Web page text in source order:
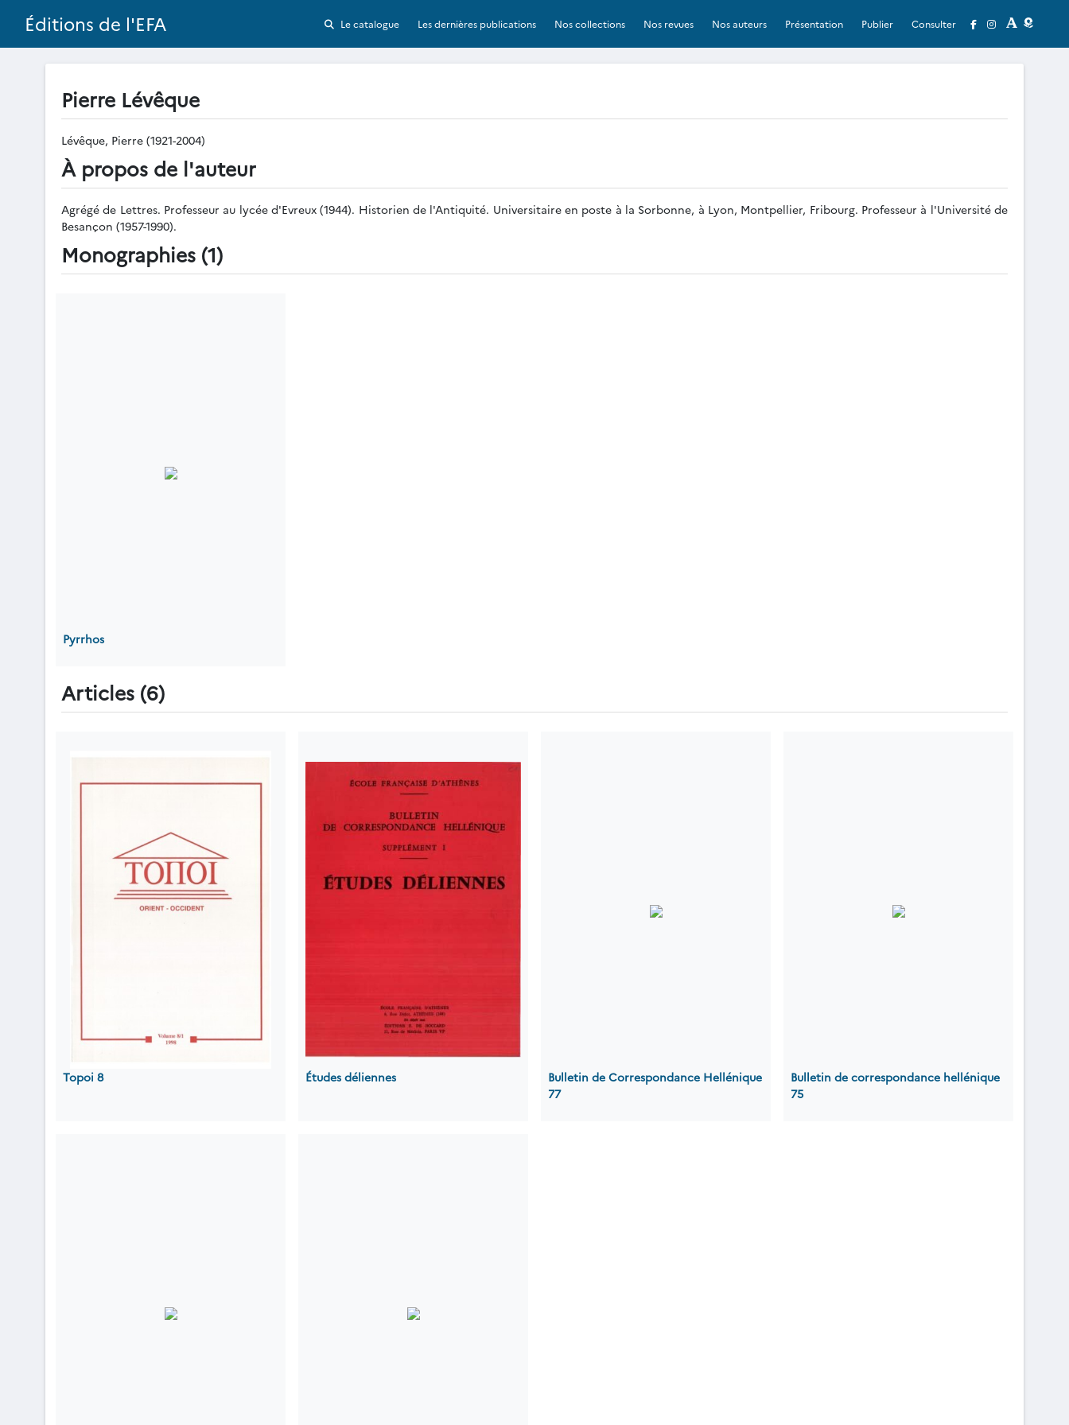
Éditions de l'EFA Le catalogue Les dernières publications Nos collections Nos revues Nos auteurs Présentation Publier Consulter
Pierre Lévêque
Lévêque, Pierre (1921-2004)
À propos de l'auteur
Agrégé de Lettres. Professeur au lycée d'Evreux (1944). Historien de l'Antiquité. Universitaire en poste à la Sorbonne, à Lyon, Montpellier, Fribourg. Professeur à l'Université de
Besançon (1957-1990).
Monographies (1)
Pyrrhos
Articles (6)
Topoi 8 Études déliennes
Bulletin de Correspondance Hellénique
77
Bulletin de correspondance hellénique
75